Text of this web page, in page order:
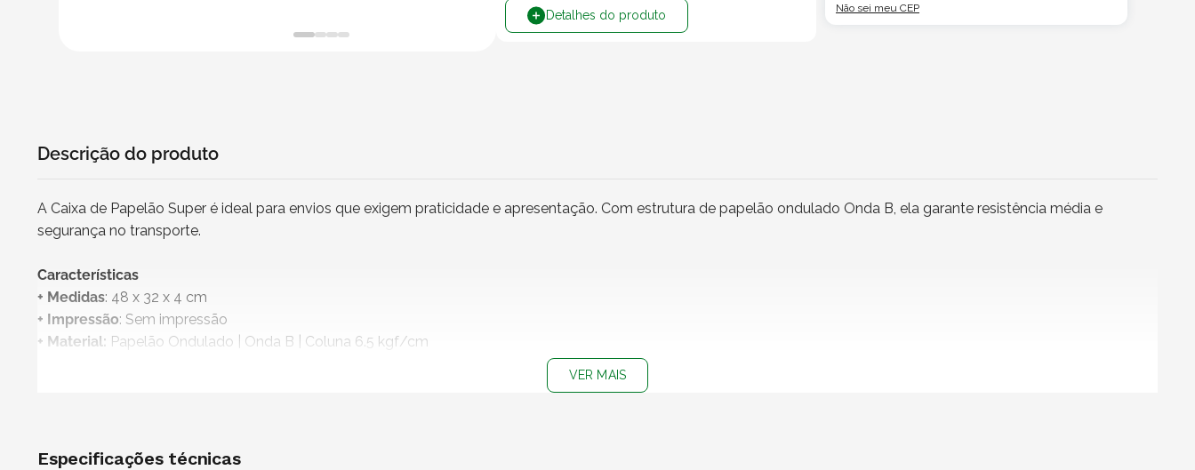
Detalhes do produto
Não sei meu CEP
Descrição do produto
A Caixa de Papelão Super é ideal para envios que exigem praticidade e apresentação. Com estrutura de papelão ondulado Onda B, ela garante resistência média e
segurança no transporte.
Características
+ Medidas: 48 x 32 x 4 cm
+ Impressão: Sem impressão
+ Material: Papelão Ondulado | Onda B | Coluna 6.5 kgf/cm
VER MAIS
Especificações técnicas